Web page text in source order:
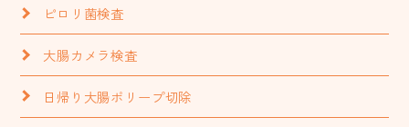
ピロリ菌検査
大腸カメラ検査
日帰り大腸ポリープ切除